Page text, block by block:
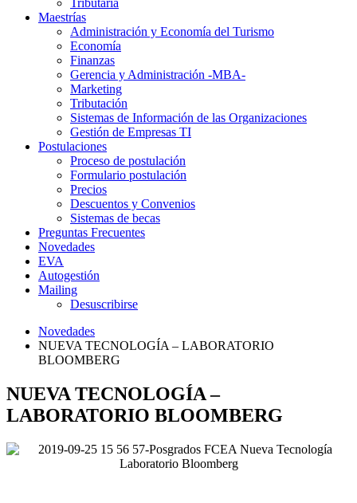
Maestrías
Administración y Economía del Turismo
Economía
Finanzas
Gerencia y Administración -MBA-
Marketing
Tributación
Sistemas de Información de las Organizaciones
Gestión de Empresas TI
Postulaciones
Proceso de postulación
Formulario postulación
Precios
Descuentos y Convenios
Sistemas de becas
Preguntas Frecuentes
Novedades
EVA
Autogestión
Mailing
Desuscribirse
Novedades
NUEVA TECNOLOGÍA – LABORATORIO
BLOOMBERG
NUEVA TECNOLOGÍA –
LABORATORIO BLOOMBERG